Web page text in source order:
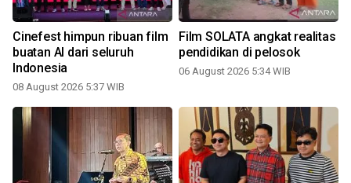
Cinefest himpun ribuan film
buatan AI dari seluruh
Indonesia
08 August 2026 5:37 WIB
Film SOLATA angkat realitas
pendidikan di pelosok
06 August 2026 5:34 WIB